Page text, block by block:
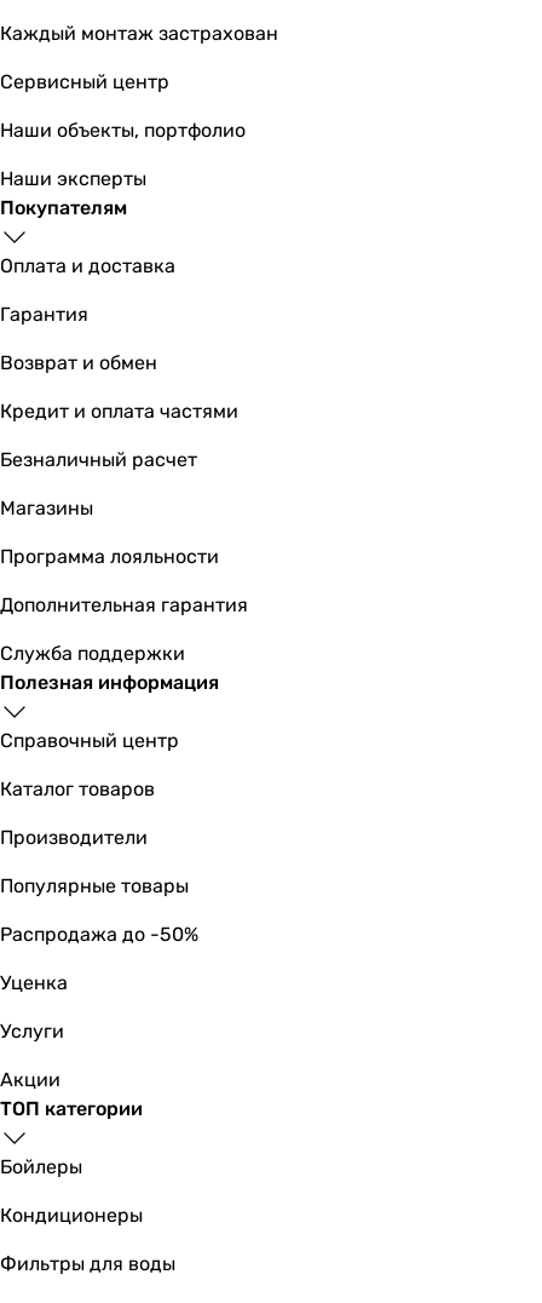
12 825грн
Основные характеристики
инсталляция (с бачком)
инсталляция (с бачком)
инсталляция (с бачком)
инсталляция (с бачком)
инсталляция (с бачком)
инсталляция (с бачком)
инсталляция (с бачком)
инсталляция (с бачком)
Назначение инсталляции
для унитаза
для унитаза
для унитаза
для унитаза
для унитаза
для унитаза
Тип управления смывом
пневматический
пневматический
пневматический
пневматический
пневматический
Каждый монтаж застрахован
Сервисный центр
Наши объекты, портфолио
Наши эксперты
Покупателям
Оплата и доставка
Гарантия
Возврат и обмен
Кредит и оплата частями
Безналичный расчет
Магазины
Программа лояльности
Дополнительная гарантия
Служба поддержки
Полезная информация
Справочный центр
Каталог товаров
Производители
Популярные товары
Распродажа до -50%
Уценка
Услуги
Акции
ТОП категории
Бойлеры
Кондиционеры
Фильтры для воды